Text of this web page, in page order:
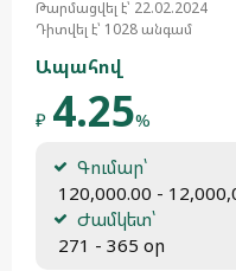
Թարմացվել է՝ 22.02.2024
Դիտվել է՝ 1028 անգամ
Ապահով
₽ 4.25%
Գումար՝
120,000.00 -
Ժամկետ՝
271 - 365 օր